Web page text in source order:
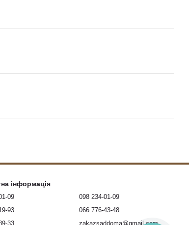
інформація
09
93
33
098 234-01-09
066 776-43-48
zakazsaddoma@gmail.com